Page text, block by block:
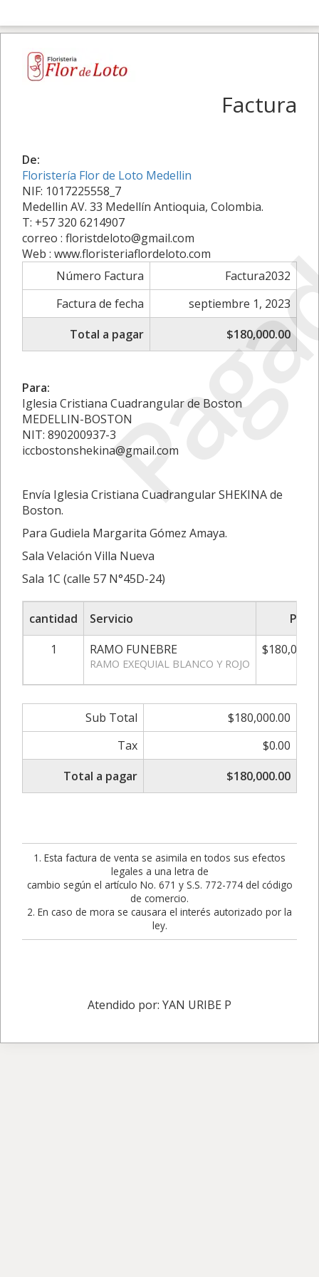
Factura
De:
Floristería Flor de Loto Medellin
NIF: 1017225558_7
Medellin AV. 33 Medellín Antioquia, Colombia.
T: +57 320 6214907
correo : floristdeloto@gmail.com
Web : www.floristeriaflordeloto.com
Número Factura
Factura2032
Factura de fecha
septiembre 1, 2023
Total a pagar
$180,000.00
Para:
Iglesia Cristiana Cuadrangular de Boston
MEDELLIN-BOSTON
NIT: 890200937-3
iccbostonshekina@gmail.com
Envía Iglesia Cristiana Cuadrangular SHEKINA de
Boston.
Para Gudiela Margarita Gómez Amaya.
Sala Velación Villa Nueva
Sala 1C (calle 57 N°45D-24)
cantidad Servicio
1
RAMO FUNEBRE
RAMO EXEQUIAL BLANCO Y ROJO
Sub Total
$180,000.00
Tax
$0.00
Total a pagar
$180,000.00
1. Esta factura de venta se asimila en todos sus efectos
legales a una letra de
cambio según el artículo No. 671 y S.S. 772-774 del código
de comercio.
2. En caso de mora se causara el interés autorizado por la
ley.
Atendido por: YAN URIBE P